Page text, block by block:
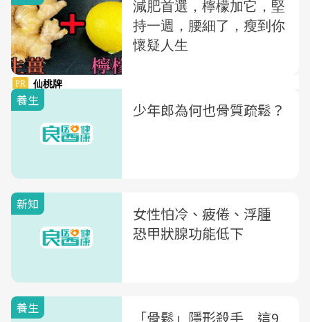
養生 少年郎為何也骨質疏鬆？
新知
女性怕冷、疲倦、浮腫
恐甲狀腺功能低下
養生
「骨鬆」隱形殺手 這9